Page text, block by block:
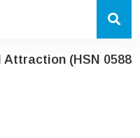
Attraction (HSN 0588